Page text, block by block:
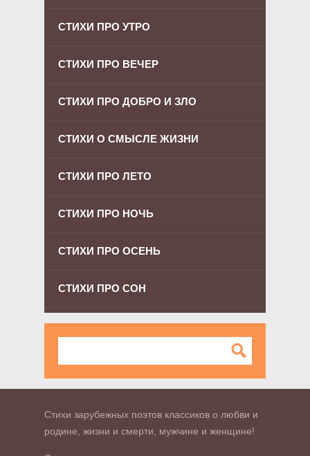
СТИХИ ПРО УТРО
СТИХИ ПРО ВЕЧЕР
СТИХИ ПРО ДОБРО И ЗЛО
СТИХИ О СМЫСЛЕ ЖИЗНИ
СТИХИ ПРО ЛЕТО
СТИХИ ПРО НОЧЬ
СТИХИ ПРО ОСЕНЬ
СТИХИ ПРО СОН
Стихи зарубежных поэтов классиков о любви и
родине, жизни и смерти, мужчине и женщине!